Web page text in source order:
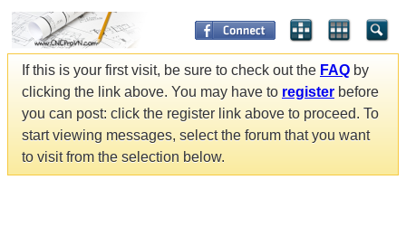
If this is your first visit, be sure to check out the FAQ by
clicking the link above. You may have to register before
you can post: click the register link above to proceed. To
start viewing messages, select the forum that you want
to visit from the selection below.